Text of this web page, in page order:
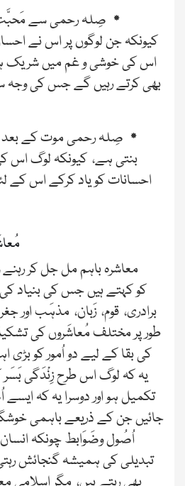
٭ صِلہ رحمی سے مَحبَّت
کيونکہ جن لوگوں پر اس نے
اس کی خوشی و غم ميں شريک
بھی کرتے رہيں گے جس کی
٭ صِلہ رحمی موت کے بعد
بنتی ہے، کيونکہ لوگ
احسانات کو ياد کرکے اس کے
معاشرہ باہم مل جل کر رہنے
کو کہتے ہیں جس کی بنیاد
برادری، قوم، زَبان، مذہَب اور
طور پر مختلف مُعاشَروں کی
کی بقا کے لیے دو اُمور کو
یہ کہ لوگ اس طرح زِنْدَگی
تکمیل ہو اور دوسرا یہ کہ
جائیں جن کے ذریعے باہمی
اُصُول وضَوَابط چونکہ انسان
تبدیلی کی ہمیشہ گنجائش